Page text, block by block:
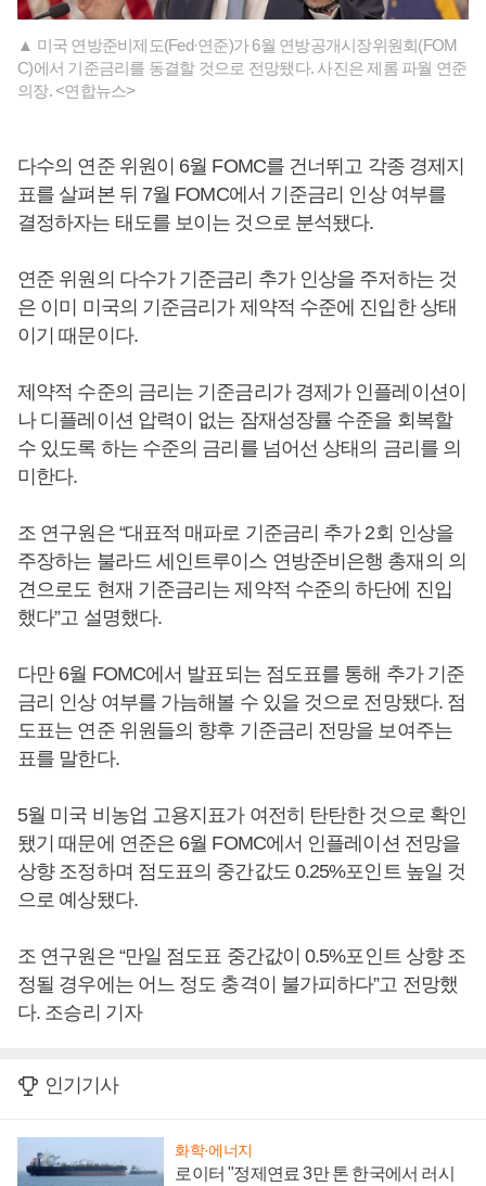
▲ 미국 연방준비제도(Fed·연준)가 6월 연방공개시장위원회(FOM
C)에서 기준금리를 동결할 것으로 전망됐다. 사진은 제롬 파월 연준
의장. <연합뉴스>
다수의 연준 위원이 6월 FOMC를 건너뛰고 각종 경제지
표를 살펴본 뒤 7월 FOMC에서 기준금리 인상 여부를
결정하자는 태도를 보이는 것으로 분석됐다.
연준 위원의 다수가 기준금리 추가 인상을 주저하는 것
은 이미 미국의 기준금리가 제약적 수준에 진입한 상태
이기 때문이다.
제약적 수준의 금리는 기준금리가 경제가 인플레이션이
나 디플레이션 압력이 없는 잠재성장률 수준을 회복할
수 있도록 하는 수준의 금리를 넘어선 상태의 금리를 의
미한다.
조 연구원은 “대표적 매파로 기준금리 추가 2회 인상을
주장하는 불라드 세인트루이스 연방준비은행 총재의 의
견으로도 현재 기준금리는 제약적 수준의 하단에 진입
했다”고 설명했다.
다만 6월 FOMC에서 발표되는 점도표를 통해 추가 기준
금리 인상 여부를 가늠해볼 수 있을 것으로 전망됐다. 점
도표는 연준 위원들의 향후 기준금리 전망을 보여주는
표를 말한다.
5월 미국 비농업 고용지표가 여전히 탄탄한 것으로 확인
됐기 때문에 연준은 6월 FOMC에서 인플레이션 전망을
상향 조정하며 점도표의 중간값도 0.25%포인트 높일 것
으로 예상됐다.
조 연구원은 “만일 점도표 중간값이 0.5%포인트 상향 조
정될 경우에는 어느 정도 충격이 불가피하다”고 전망했
다. 조승리 기자
인기기사
화학·에너지
로이터 "정제연료 3만 톤 한국에서 러시